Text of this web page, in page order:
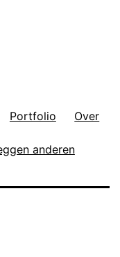
Portfolio Over
anderen